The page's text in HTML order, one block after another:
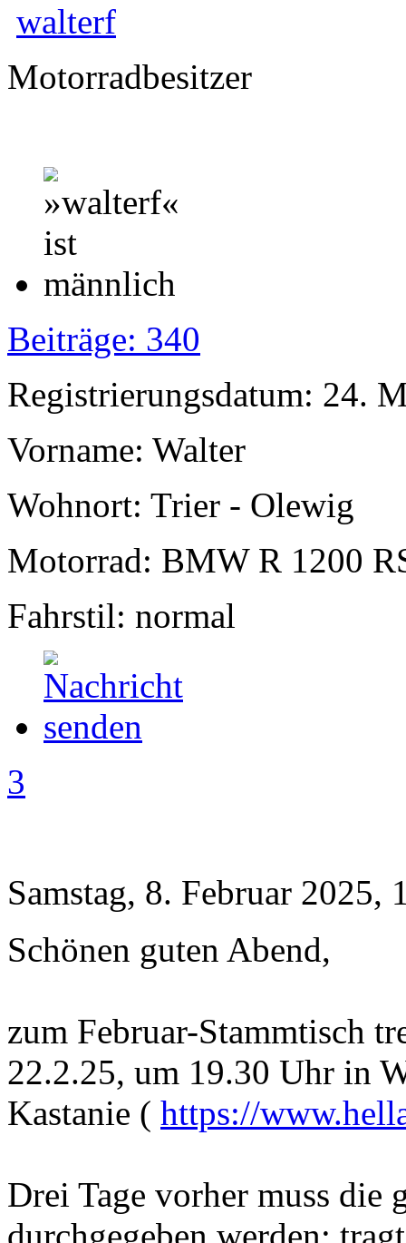
walterf
Motorradbesitzer
Beiträge: 340
Registrierungsdatum: 24.
Vorname: Walter
Wohnort: Trier - Olewig
Motorrad: BMW R 1200
Fahrstil: normal
3
Samstag, 8. Februar 2025,
Schönen guten Abend,
zum Februar-Stammtisch
22.2.25, um 19.30 Uhr in
Kastanie ( https://
Drei Tage vorher muss die